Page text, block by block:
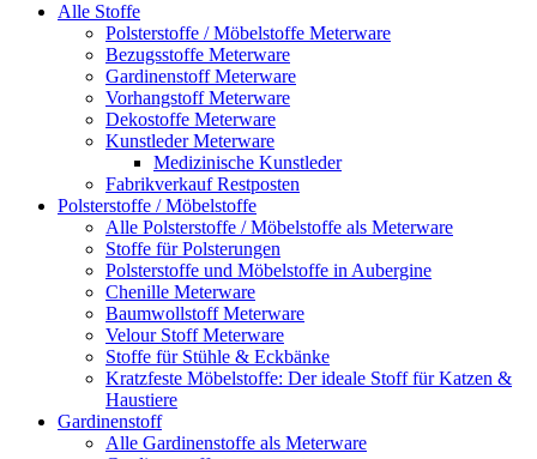
Alle Stoffe
Polsterstoffe / Möbelstoffe Meterware
Bezugsstoffe Meterware
Gardinenstoff Meterware
Vorhangstoff Meterware
Dekostoffe Meterware
Kunstleder Meterware
Medizinische Kunstleder
Fabrikverkauf Restposten
Polsterstoffe / Möbelstoffe
Alle Polsterstoffe / Möbelstoffe als Meterware
Stoffe für Polsterungen
Polsterstoffe und Möbelstoffe in Aubergine
Chenille Meterware
Baumwollstoff Meterware
Velour Stoff Meterware
Stoffe für Stühle & Eckbänke
Kratzfeste Möbelstoffe: Der ideale Stoff für Katzen &
Haustiere
Gardinenstoff
Alle Gardinenstoffe als Meterware